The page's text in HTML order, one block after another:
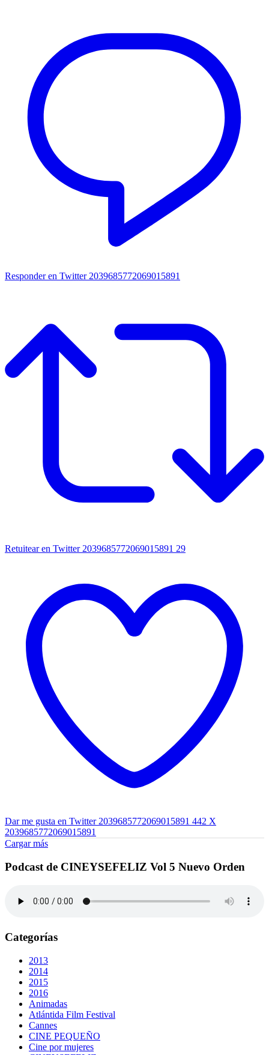
Responder en Twitter 2039685772069015891
Retuitear en Twitter 2039685772069015891 29
Dar me gusta en Twitter 2039685772069015891 442 X
2039685772069015891
Cargar más
Podcast de CINEYSEFELIZ Vol 5 Nuevo Orden
Categorías
2013
2014
2015
2016
Animadas
Atlántida Film Festival
Cannes
CINE PEQUEÑO
Cine por mujeres